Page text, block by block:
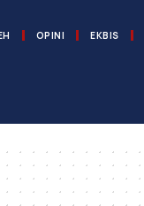
OPINI EKBIS